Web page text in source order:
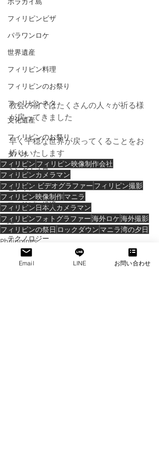
フィリピンビザ
パラワンロケ
世界遺産
フィリピン料理
フィリピンのお祭り
フィリピンネタ
文化遺産
フィリピンのお祭り
ダバオ
ミンダナオ島
ビジネス
フィリピン経済
AI
テクノロジー
投資情報
教会の前ではたくさんの人々が祈る様
が戻ってきました
早く平穏な世界が戻ってくることをお
祈りいたします
フィリピン フィリピン映像制作会社
フィリピンカメラマン
フィリピン ビデオグラファー フィリピン撮影
フィリピン映像制作マニラ
フィリピン日本人カメラマン
フィリピンフォトグラファー海外ロケ海外撮影
フィリピンの祭日 ロックダウン マニラ湾の夕日
Philippines
manila
フィリピン撮影
Email LINE お問い合わせ